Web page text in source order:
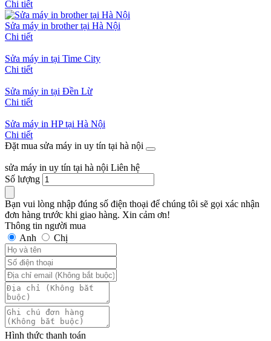
Chi tiết
Sửa máy in brother tại Hà Nội
Chi tiết
Sửa máy in tại Time City
Chi tiết
Sửa máy in tại Đền Lừ
Chi tiết
Sửa máy in HP tại Hà Nội
Chi tiết
Đặt mua sửa máy in uy tín tại hà nội
sửa máy in uy tín tại hà nội Liên hệ
Số lượng
Bạn vui lòng nhập đúng số điện thoại để chúng tôi sẽ gọi xác nhận
đơn hàng trước khi giao hàng. Xin cảm ơn!
Thông tin người mua
Anh
Chị
Hình thức thanh toán